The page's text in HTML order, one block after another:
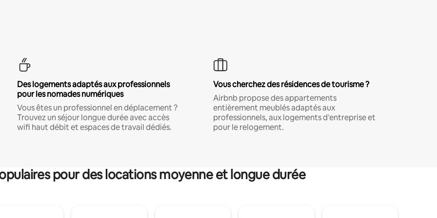
Des logements adaptés aux professionnels
pour les nomades numériques
Vous êtes un professionnel en déplacement ?
Trouvez un séjour longue durée avec accès
wifi haut débit et espaces de travail dédiés.
Vous cherchez des résidences de tourisme ?
Airbnb propose des appartements
entièrement meublés adaptés aux
professionnels, aux logements d'entreprise et
pour le relogement.
pour des locations moyenne et longue durée